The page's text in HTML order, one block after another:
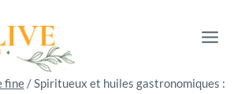
fine /Spiritueux et huiles gastronomiques :